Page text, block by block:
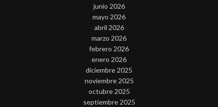
junio 2026
mayo 2026
abril 2026
marzo 2026
febrero 2026
enero 2026
diciembre 2025
noviembre 2025
octubre 2025
septiembre 2025